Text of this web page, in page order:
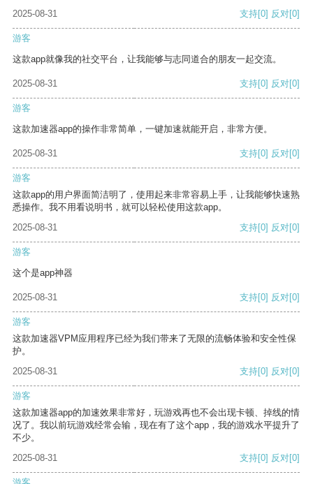
2025-08-31
支持[0] 反对[0]
游客
这款app就像我的社交平台，让我能够与志同道合的朋友一起交流。
2025-08-31 支持[0] 反对[0]
游客
这款加速器app的操作非常简单，一键加速就能开启，非常方便。
2025-08-31 支持[0] 反对[0]
游客
这款app的用户界面简洁明了，使用起来非常容易上手，让我能够快速熟
悉操作。我不用看说明书，就可以轻松使用这款app。
2025-08-31
支持[0] 反对[0]
游客
这个是app神器
2025-08-31 支持[0] 反对[0]
游客
这款加速器VPM应用程序已经为我们带来了无限的流畅体验和安全性保
护。
2025-08-31
支持[0] 反对[0]
游客
这款加速器app的加速效果非常好，玩游戏再也不会出现卡顿、掉线的情
况了。我以前玩游戏经常会输，现在有了这个app，我的游戏水平提升了
不少。
2025-08-31
支持[0] 反对[0]